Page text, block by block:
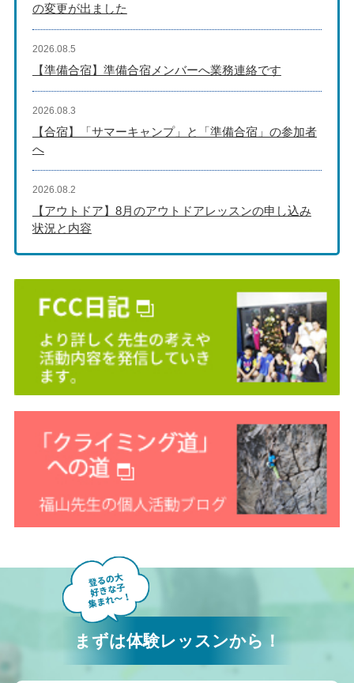
の変更が出ました
【準備合宿】準備合宿メンバーへ業務連絡です
2026.08.5
【合宿】「サマーキャンプ」と「準備合宿」の参加者
へ
2026.08.3
【アウトドア】8月のアウトドアレッスンの申し込み
状況と内容
2026.08.2
まずは体験レッスンから！